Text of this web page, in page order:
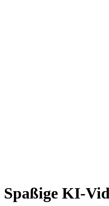
Spaßige KI-